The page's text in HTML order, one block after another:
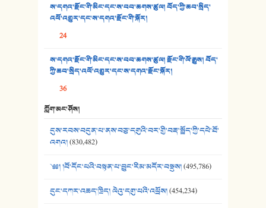
36. ཟླ་གཞོན་སྙན་དབྱངས། - ཟླ་སྒྲོན།
38. ཡབ་ཡུམ། - ཟླ་སྒྲོན།
ས་དགའ་རྫོང་གི་མིང་དང་ས་བབ་ཆགས་ཚུལ། བོད་ཀྱི་ཆབ་སྲིད་
འཕོ་འགྱུར་དང་ས་དགའ་རྫོང་གི་སྐོར།
24
ས་དགའ་རྫོང་གི་མིང་དང་ས་བབ་ཆགས་ཚུལ། རྫོང་གི་ལོ་རྒྱུས། བོད་
ཀྱི་ཆབ་སྲིད་འཕོ་འགྱུར་དང་ས་དགའ་རྫོང་སྐོར།
36
ཀློག་མང་ཤོས།
དུས་རབས་བདུན་པ་ནས་བཅུ་དགུའི་བར་གྱི་བརྡ་སྤྲོད་ཀྱི་དཔེ་ཐོ་
འགའ།(830,482)
༄༅། །བོ་དོང་པའི་བསྟན་པ་བྱུང་རིམ་མདོར་བསྡུས།(495,786)
དུང་དཀར་འཆད་ཁྲིད། ལེའུ་དགུ་པའི་འཕྲོས།(454,234)